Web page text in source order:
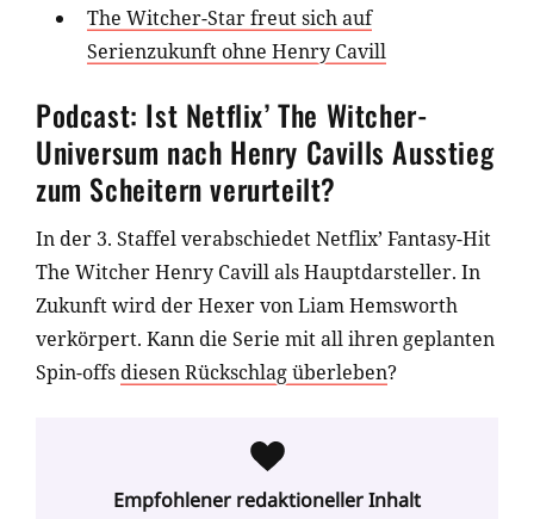
The Witcher-Star freut sich auf
Serienzukunft ohne Henry Cavill
Podcast: Ist Netflix’ The Witcher-
Universum nach Henry Cavills Ausstieg
zum Scheitern verurteilt?
In der 3. Staffel verabschiedet Netflix’ Fantasy-Hit
The Witcher Henry Cavill als Hauptdarsteller. In
Zukunft wird der Hexer von Liam Hemsworth
verkörpert. Kann die Serie mit all ihren geplanten
Spin-offs diesen Rückschlag überleben?
Empfohlener redaktioneller Inhalt